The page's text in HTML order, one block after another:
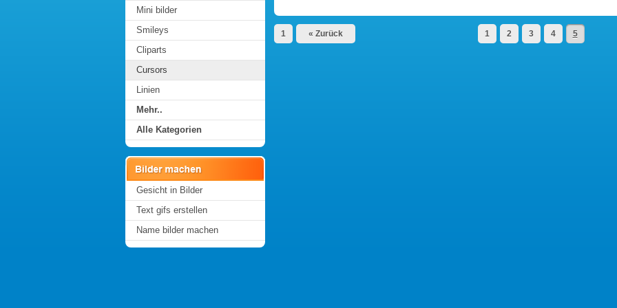
Mini bilder
Smileys
Cliparts
Cursors
Linien
Mehr..
Alle Kategorien
Gesicht in Bilder
Text gifs erstellen
Name bilder machen
1 « Zurück 1 2 3 4 5